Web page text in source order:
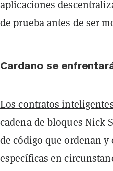
aplicaciones
de prueba antes de ser
Cardano se
Los contratos inteligentes
cadena de bloques Nick
de código que ordenan
específicas en